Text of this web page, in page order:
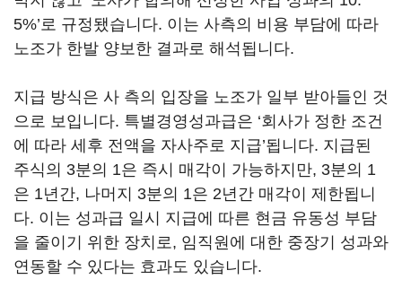
5%’로 규정됐습니다. 이는 사측의 비용 부담에 따라
노조가 한발 양보한 결과로 해석됩니다.
지급 방식은 사 측의 입장을 노조가 일부 받아들인 것
으로 보입니다. 특별경영성과급은 ‘회사가 정한 조건
에 따라 세후 전액을 자사주로 지급’됩니다. 지급된
주식의 3분의 1은 즉시 매각이 가능하지만, 3분의 1
은 1년간, 나머지 3분의 1은 2년간 매각이 제한됩니
다. 이는 성과급 일시 지급에 따른 현금 유동성 부담
을 줄이기 위한 장치로, 임직원에 대한 중장기 성과와
연동할 수 있다는 효과도 있습니다.